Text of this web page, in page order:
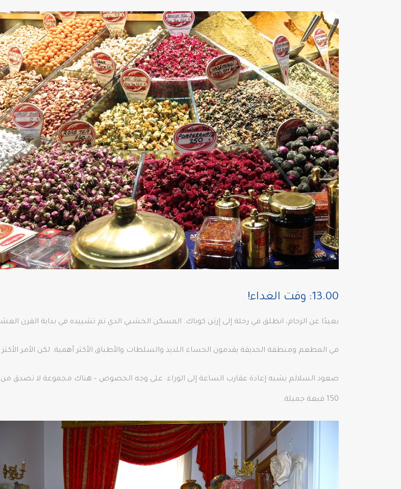
13.00: وقت الغداء!
بعيدًا عن الزحام، انطلق في رحلة إلى إرتن كوناك. المسكن الخشبي الذي تم تشييده في بداية القرن
في المطعم ومنطقة الحديقة يقدمون الحساء اللذيذ والسلطات والأطباق الأكثر أهمية. لكن الأمر
صعود السلالم يشبه إعادة عقارب الساعة إلى الوراء. على وجه الخصوص – هناك مجموعة لا تصدق من
150 قبعة جميلة.